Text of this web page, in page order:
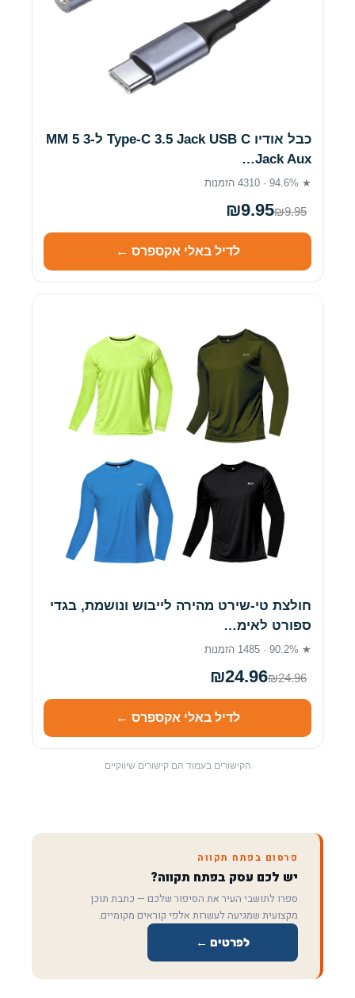
כבל אודיו Type-C 3.5 Jack USB C ל-3 5 MM
Jack Aux…
★ 94.6% · 4310 הזמנות
₪9.95₪9.95
לדיל באלי אקספרס ←
חולצת טי-שירט מהירה לייבוש ונושמת, בגדי
ספורט לאימ…
★ 90.2% · 1485 הזמנות
₪24.96₪24.96
לדיל באלי אקספרס ←
הקישורים בעמוד הם קישורים שיווקיים
פרסום בפתח תקווה
יש לכם עסק בפתח תקווה?
ספרו לתושבי העיר את הסיפור שלכם — כתבת תוכן
מקצועית שמגיעה לעשרות אלפי קוראים מקומיים.
לפרטים ←